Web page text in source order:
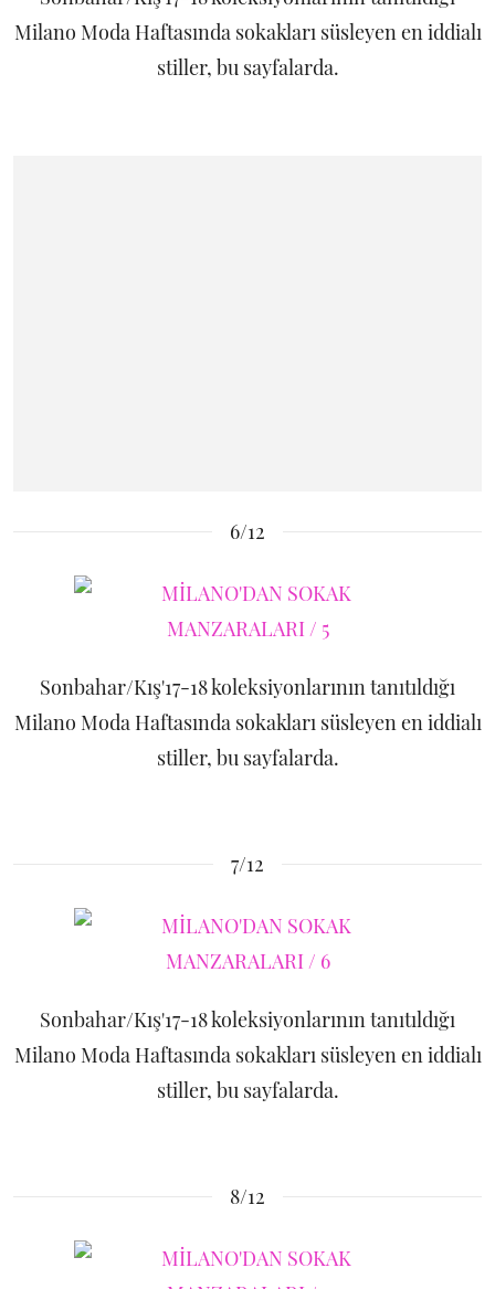
Milano Moda Haftasında sokakları süsleyen en iddialı
stiller, bu sayfalarda.
6/12
Sonbahar/Kış'17-18 koleksiyonlarının tanıtıldığı
Milano Moda Haftasında sokakları süsleyen en iddialı
stiller, bu sayfalarda.
7/12
Sonbahar/Kış'17-18 koleksiyonlarının tanıtıldığı
Milano Moda Haftasında sokakları süsleyen en iddialı
stiller, bu sayfalarda.
8/12